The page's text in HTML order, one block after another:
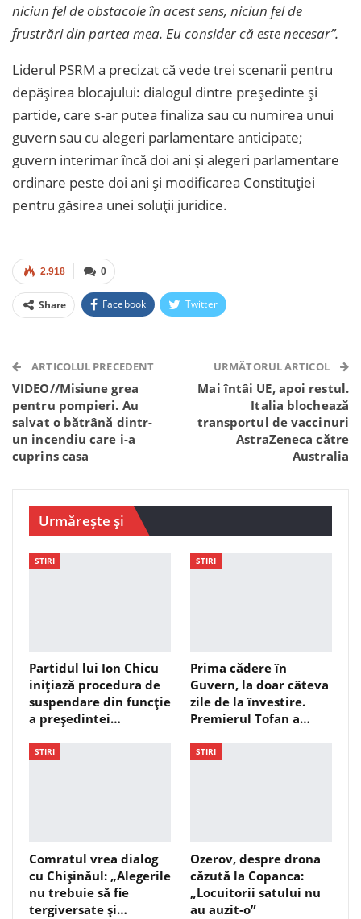
niciun fel de obstacole în acest sens, niciun fel de
frustrări din partea mea. Eu consider că este necesar”.
Liderul PSRM a precizat că vede trei scenarii pentru
depășirea blocajului: dialogul dintre președinte și
partide, care s-ar putea finaliza sau cu numirea unui
guvern sau cu alegeri parlamentare anticipate;
guvern interimar încă doi ani și alegeri parlamentare
ordinare peste doi ani și modificarea Constituției
pentru găsirea unei soluții juridice.
0
2.918
Share Facebook Twitter
Telegram WhatsApp Viber
ARTICOLUL PRECEDENT
VIDEO//Misiune grea
pentru pompieri. Au
salvat o bătrână dintr-
un incendiu care i-a
cuprins casa
URMĂTORUL ARTICOL
Mai întâi UE, apoi restul.
Italia blochează
transportul de vaccinuri
AstraZeneca către
Australia
Urmărește și
STIRI
Partidul lui Ion Chicu
inițiază procedura de
suspendare din funcție
a președintei…
STIRI
Prima cădere în
Guvern, la doar câteva
zile de la învestire.
Premierul Tofan a…
STIRI
Comratul vrea dialog
cu Chișinăul: „Alegerile
nu trebuie să fie
tergiversate și…
STIRI
Ozerov, despre drona
căzută la Copanca:
„Locuitorii satului nu
au auzit-o”